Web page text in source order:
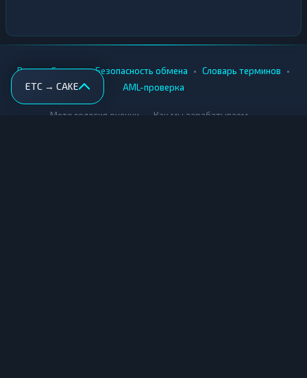
ETC → CAKE
Вики • Города • Безопасность обмена • Словарь терминов •
AML-проверка
Методология оценки Как мы зарабатываем